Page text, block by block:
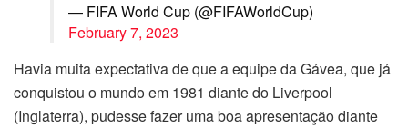
— FIFA World Cup (@FIFAWorldCup)
February 7, 2023
Havia muita expectativa de que a equipe da Gávea, que já
conquistou o mundo em 1981 diante do Liverpool
(Inglaterra), pudesse fazer uma boa apresentação diante